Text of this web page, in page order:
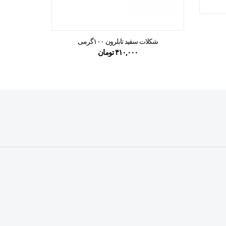
شکلات سفید تابلرون ۱۰۰گرمی
۴۱۰,۰۰۰تومان